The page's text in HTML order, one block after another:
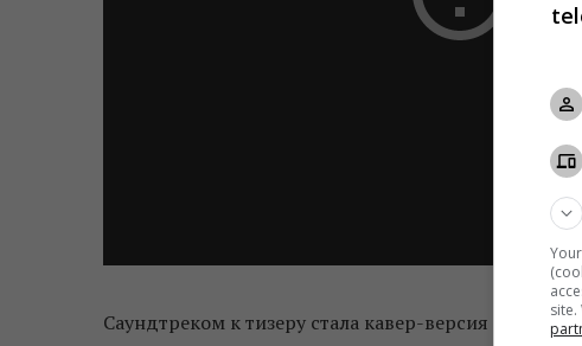
Саундтреком к тизеру стала кавер-версия песни